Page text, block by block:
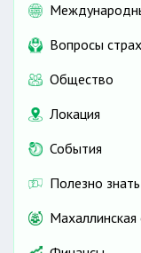
Вопросы
Общество
Локация
События
Полезно знать
Махаллинская